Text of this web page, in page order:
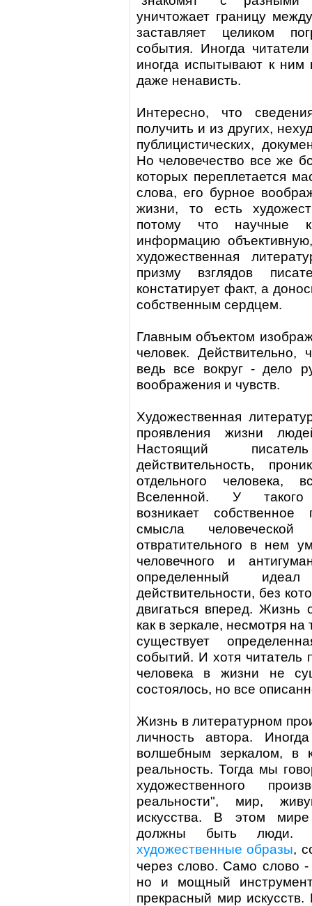
уничтожает границу
заставляет целиком
события. Иногда
иногда испытывают к
даже ненависть.
Интересно, что
получить и из других,
публицистических,
Но человечество все же
которых переплетается
слова, его бурное
жизни, то есть
потому что научные
информацию
художественная
призму взглядов
констатирует факт, а
собственным сердцем.
Главным объектом
человек. Действительно,
ведь все вокруг - дело
воображения и чувств.
Художественная
проявления жизни
Настоящий
действительность,
отдельного человека,
Вселенной. У такого
возникает
смысла
отвратительного в нем
человечного и
определенный
действительности, без
двигаться вперед. Жизнь
как в зеркале, несмотря
существует
событий. И хотя читатель
человека в жизни не
состоялось, но все
Жизнь в литературном
личность автора.
волшебным зеркалом, в
реальность. Тогда мы
художественного
реальности", мир,
искусства. В этом
должны быть люди.
художественные образы,
через слово. Само слово
но и мощный
прекрасный мир искусств.